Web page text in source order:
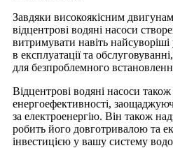
Завдяки високоякісним
відцентрові водяні насоси
витримувати навіть
в експлуатації та
для безпроблемного
Відцентрові водяні насоси
енергоефективності,
за електроенергію. Він також
робить його довготривалою та
інвестицією у вашу систему